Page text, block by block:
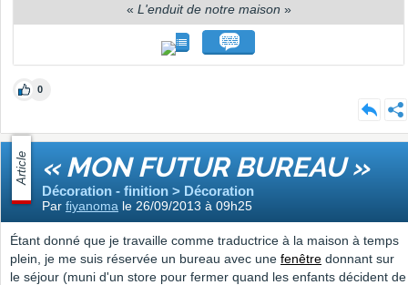
« L'enduit de notre maison »
0
Article « MON FUTUR BUREAU »
Décoration - finition > Décoration
Par fiyanoma le 26/09/2013 à 09h25
Étant donné que je travaille comme traductrice à la maison à temps
plein, je me suis réservée un bureau avec une fenêtre donnant sur
le séjour (muni d'un store pour fermer quand les enfants décident de